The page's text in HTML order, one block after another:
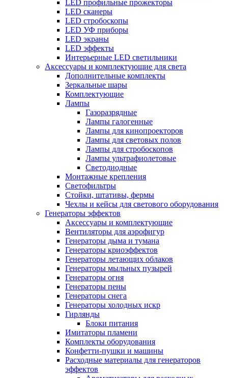
LED профильные прожекторы
LED сканеры
LED стробоскопы
LED УФ приборы
LED экраны
LED эффекты
Интерьерные LED светильники
Аксессуары и комплектующие для света
Дополнительные комплекты
Зеркальные шары
Комплектующие
Лампы
Газоразрядные
Лампы галогенные
Лампы для кинопроекторов
Лампы для световых полов
Лампы для стробоскопов
Лампы ультрафиолетовые
Светодиодные
Монтажные крепления
Светофильтры
Стойки, штативы, фермы
Чехлы и кейсы для светового оборудования
Генераторы эффектов
Аксессуары и комплектующие
Вентиляторы для аэрофигур
Генераторы дыма и тумана
Генераторы криоэффектов
Генераторы летающих облаков
Генераторы мыльных пузырей
Генераторы огня
Генераторы пены
Генераторы снега
Генераторы холодных искр
Гирлянды
Блоки питания
Имитаторы пламени
Комплекты оборудования
Конфетти-пушки и машины
Расходные материалы для генераторов
эффектов